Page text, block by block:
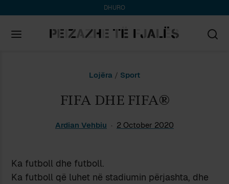
DHURO
Lojëra / Sport
FIFA DHE FIFA®
Ardian Vehbiu 2 October 2020
Ka futboll dhe futboll.
Ka futboll që luhet në stadiumin përjashta, dhe